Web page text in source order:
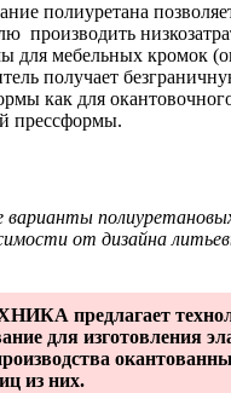
полиуретана
производить
для мебельных кромок
получает
как для
прессформы.
варианты
от дизайна
предлагает
для изготовления
из них.